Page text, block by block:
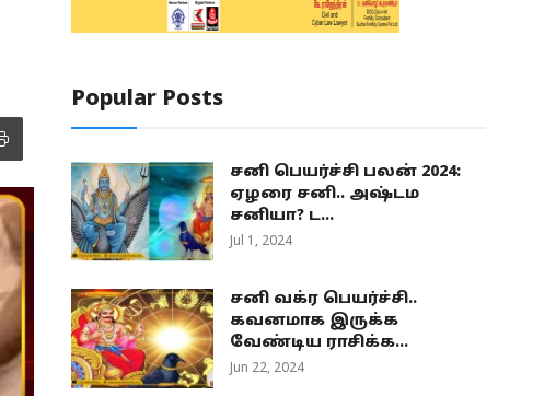
Popular Posts
சனி பெயர்ச்சி பலன் 2024:
ஏழரை சனி.. அஷ்டம
சனியா? ட...
Jul 1, 2024
சனி வக்ர பெயர்ச்சி..
கவனமாக இருக்க
வேண்டிய ராசிக்க...
Jun 22, 2024